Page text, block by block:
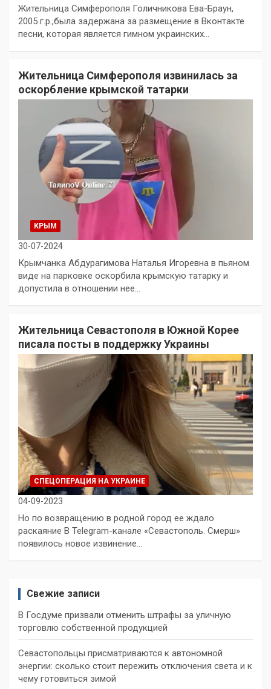
Жительница Симферополя Голичникова Ева-Браун,
2005 г.р.,была задержана за размещение в Вконтакте
песни, которая является гимном украинских…
Жительница Симферополя извинилась за
оскорбление крымской татарки
КРЫМ
30-07-2024
Крымчанка Абдурагимова Наталья Игоревна в пьяном
виде на парковке оскорбила крымскую татарку и
допустила в отношении нее…
Жительница Севастополя в Южной Корее
писала посты в поддержку Украины
СПЕЦОПЕРАЦИЯ НА УКРАИНЕ
04-09-2023
Но по возвращению в родной город ее ждало
раскаяние В Telegram-канале «Севастополь. Смерш»
появилось новое извинение…
Свежие записи
В Госдуме призвали отменить штрафы за уличную
торговлю собственной продукцией
Севастопольцы присматриваются к автономной
энергии: сколько стоит пережить отключения света и к
чему готовиться зимой